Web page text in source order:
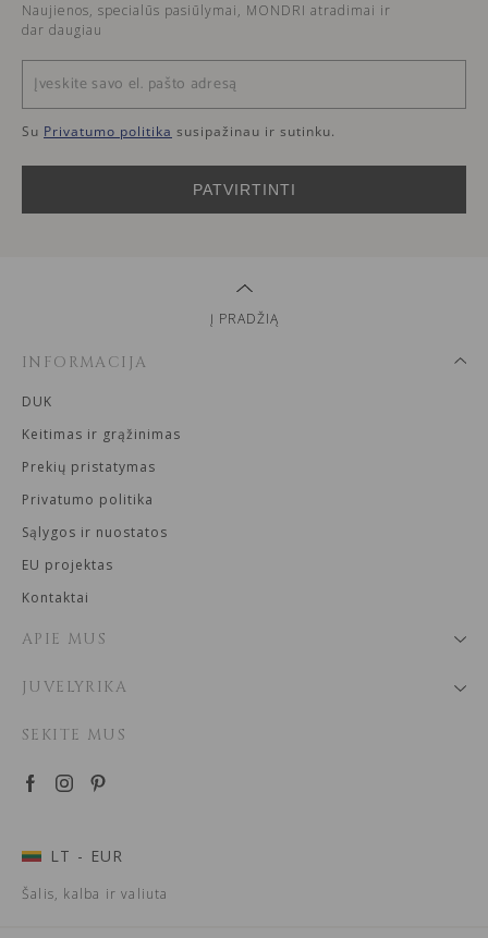
Naujienos, specialūs pasiūlymai, MONDRI atradimai ir
dar daugiau
Su Privatumo politika susipažinau ir sutinku.
PATVIRTINTI
INFORMACIJA
DUK
Keitimas ir grąžinimas
Prekių pristatymas
Privatumo politika
Sąlygos ir nuostatos
EU projektas
Kontaktai
APIE MUS
JUVELYRIKA
SEKITE MUS
LT - EUR
Šalis, kalba ir valiuta
Į PRADŽIĄ